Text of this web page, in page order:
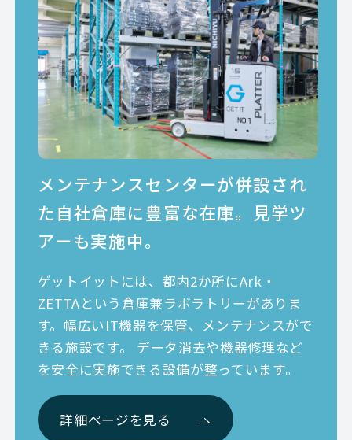
メンテナンスセンターが併設され
た自社倉庫に豊富な在庫。見学ツ
アーも実施中。
ゲットイットには、都内2か所にArk・
ZETTAという倉庫兼ラボラトリーがありま
す。幅広いIT機器を保管、メンテナンスがで
きる施設です。 データ消去や機器修理など
を安全に実施できる設備が整っています。
詳細ページを見る